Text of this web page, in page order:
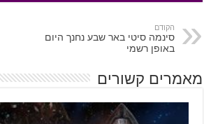
הקודם
סינמה סיטי באר שבע נחנך היום
באופן רשמי
מאמרים קשורים